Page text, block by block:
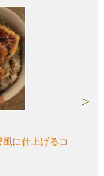
に仕上げるコ